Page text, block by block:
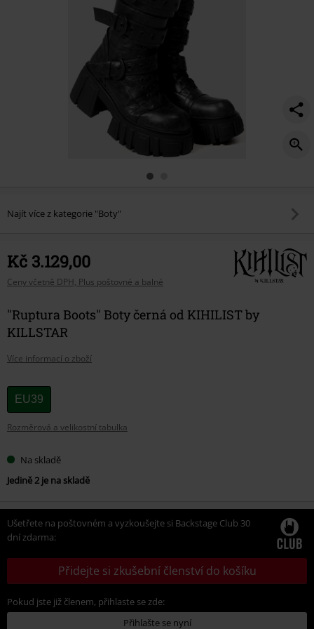
Najít více z kategorie "Boty"
Kč 3.129,00
Ceny včetně DPH, Plus poštovné a balné
"Ruptura Boots" Boty černá od KIHILIST by
KILLSTAR
Více informací o zboží
Vyberte
si
velikost
EU39
Rozměrová a velikostní tabulka
Na skladě
Jedině 2 je na skladě
Ušetřete na poštovném a vyzkoušejte si Backstage Club 30
dní zdarma:
Přidejte si zkušební členství do košíku
Pokud jste již členem, přihlaste se zde:
Přihlašte se nyní